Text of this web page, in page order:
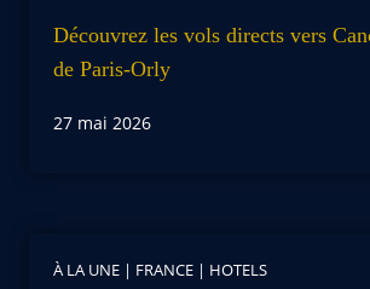
Découvrez les vols directs vers
de Paris-Orly
27 mai 2026
À LA UNE | FRANCE | HOTELS